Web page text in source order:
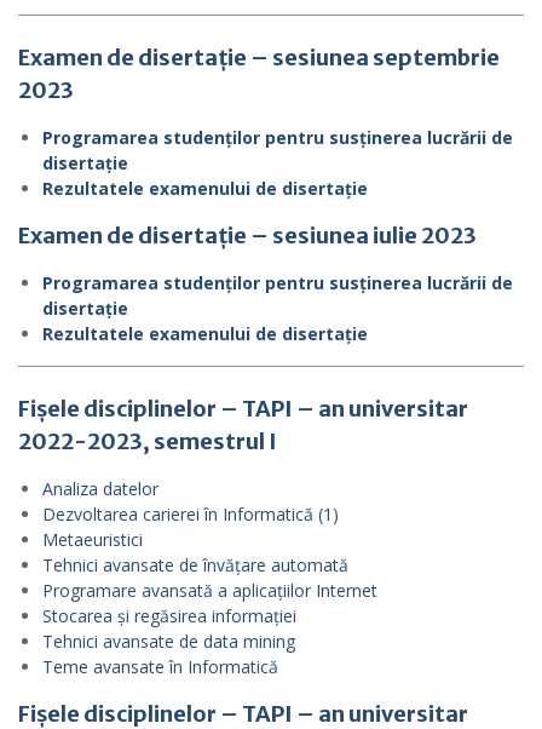
Examen de disertație – sesiunea septembrie
2023
Programarea studenților pentru susținerea lucrării de
disertație
Rezultatele examenului de disertație
Examen de disertație – sesiunea iulie 2023
Programarea studenților pentru susținerea lucrării de
disertație
Rezultatele examenului de disertație
Fișele disciplinelor – TAPI – an universitar
2022-2023, semestrul I
Analiza datelor
Dezvoltarea carierei în Informatică (1)
Metaeuristici
Tehnici avansate de învățare automată
Programare avansată a aplicațiilor Internet
Stocarea și regăsirea informației
Tehnici avansate de data mining
Teme avansate în Informatică
Fișele disciplinelor – TAPI – an universitar